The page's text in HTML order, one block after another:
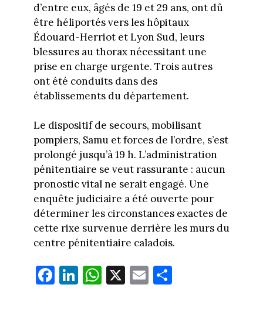
d’entre eux, âgés de 19 et 29 ans, ont dû
être héliportés vers les hôpitaux
Édouard-Herriot et Lyon Sud, leurs
blessures au thorax nécessitant une
prise en charge urgente. Trois autres
ont été conduits dans des
établissements du département.
Le dispositif de secours, mobilisant
pompiers, Samu et forces de l’ordre, s’est
prolongé jusqu’à 19 h. L’administration
pénitentiaire se veut rassurante : aucun
pronostic vital ne serait engagé. Une
enquête judiciaire a été ouverte pour
déterminer les circonstances exactes de
cette rixe survenue derrière les murs du
centre pénitentiaire caladois.
Fa
ce
Li
nk
W
ha
X E
m
Pa